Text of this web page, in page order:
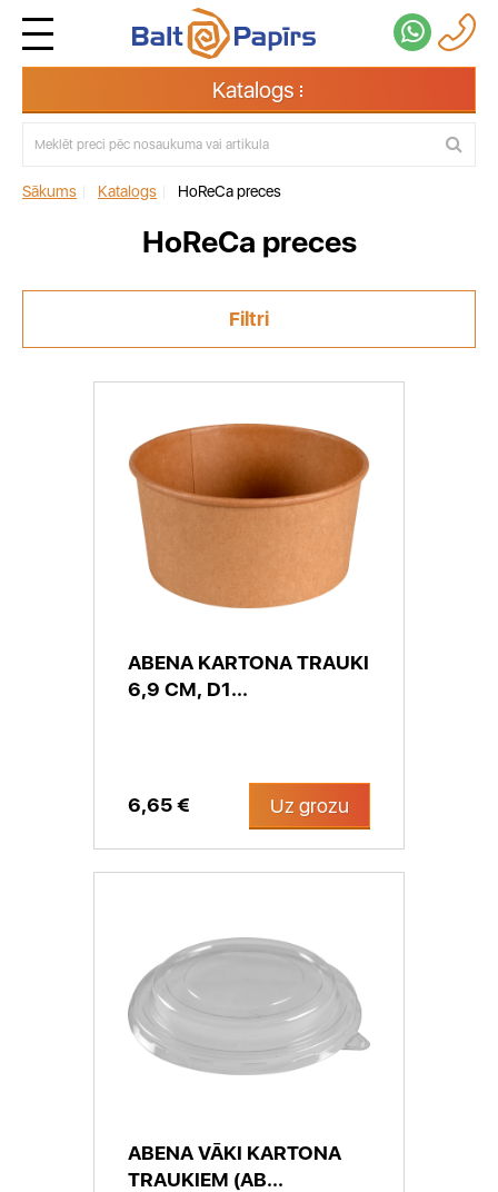
Katalogs
Sākums Katalogs HoReCa preces
HoReCa preces
Filtri
ABENA KARTONA TRAUKI
6,9 CM, D1...
6,65 € Uz grozu
ABENA VĀKI KARTONA
TRAUKIEM (AB...